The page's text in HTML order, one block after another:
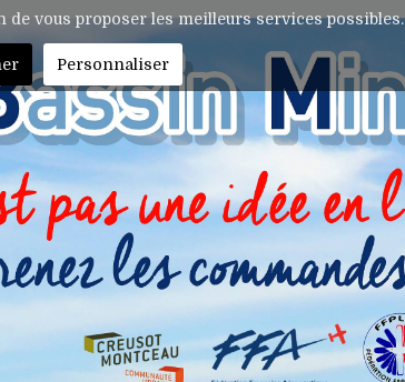
vous proposer les meilleurs services possibles.
Personnaliser